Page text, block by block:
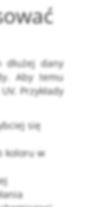
dłużej dany
Aby temu
Przykłady
się
koloru w